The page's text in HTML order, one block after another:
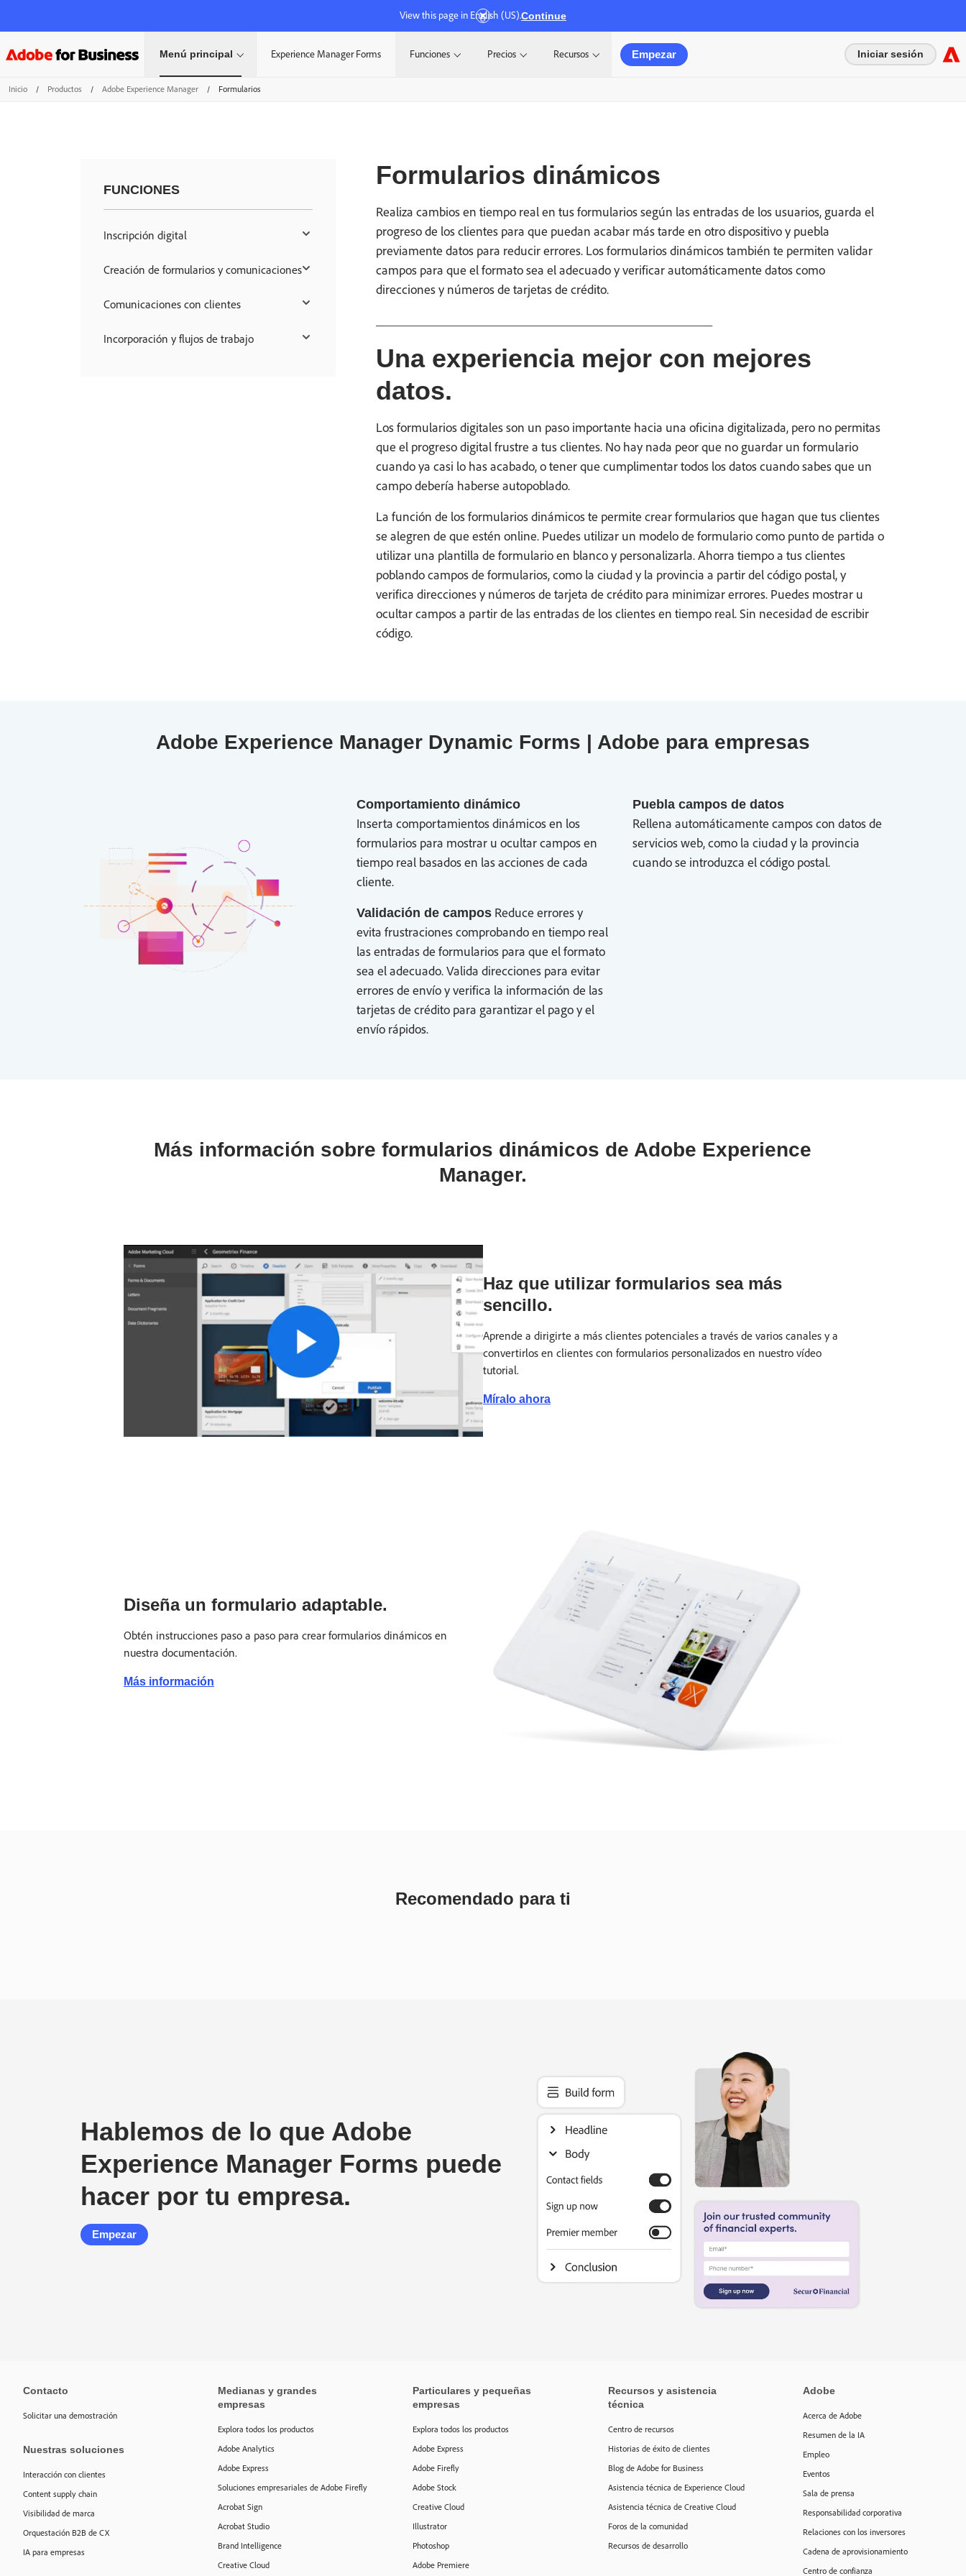
View this page in English (US).Continue
Menú principal Experience Manager Forms Funciones Precios Recursos Empezar Iniciar sesión
Inicio / Productos / Adobe Experience Manager / Formularios
FUNCIONES
Inscripción digital
Creación de formularios y comunicaciones
Comunicaciones con clientes
Incorporación y flujos de trabajo
Formularios dinámicos
Realiza cambios en tiempo real en tus formularios según las entradas de los usuarios, guarda el
progreso de los clientes para que puedan acabar más tarde en otro dispositivo y puebla
previamente datos para reducir errores. Los formularios dinámicos también te permiten validar
campos para que el formato sea el adecuado y verificar automáticamente datos como
direcciones y números de tarjetas de crédito.
Una experiencia mejor con mejores
datos.
Los formularios digitales son un paso importante hacia una oficina digitalizada, pero no permitas
que el progreso digital frustre a tus clientes. No hay nada peor que no guardar un formulario
cuando ya casi lo has acabado, o tener que cumplimentar todos los datos cuando sabes que un
campo debería haberse autopoblado.
La función de los formularios dinámicos te permite crear formularios que hagan que tus clientes
se alegren de que estén online. Puedes utilizar un modelo de formulario como punto de partida o
utilizar una plantilla de formulario en blanco y personalizarla. Ahorra tiempo a tus clientes
poblando campos de formularios, como la ciudad y la provincia a partir del código postal, y
verifica direcciones y números de tarjeta de crédito para minimizar errores. Puedes mostrar u
ocultar campos a partir de las entradas de los clientes en tiempo real. Sin necesidad de escribir
código.
Adobe Experience Manager Dynamic Forms | Adobe para empresas
Comportamiento dinámico
Inserta comportamientos dinámicos en los
formularios para mostrar u ocultar campos en
tiempo real basados en las acciones de cada
cliente.
Validación de camposReduce errores y
evita frustraciones comprobando en tiempo real
las entradas de formularios para que el formato
sea el adecuado. Valida direcciones para evitar
errores de envío y verifica la información de las
tarjetas de crédito para garantizar el pago y el
envío rápidos.
Puebla campos de datos
Rellena automáticamente campos con datos de
servicios web, como la ciudad y la provincia
cuando se introduzca el código postal.
Más información sobre formularios dinámicos de Adobe Experience
Manager.
Haz que utilizar formularios sea más
sencillo.
Aprende a dirigirte a más clientes potenciales a través de varios canales y a
convertirlos en clientes con formularios personalizados en nuestro vídeo
tutorial.
Míralo ahora
Diseña un formulario adaptable.
Obtén instrucciones paso a paso para crear formularios dinámicos en
nuestra documentación.
Más información
Recomendado para ti
Hablemos de lo que Adobe
Experience Manager Forms puede
hacer por tu empresa.
Empezar
Contacto
Solicitar una demostración
Nuestras soluciones
Interacción con clientes
Content supply chain
Visibilidad de marca
Orquestación B2B de CX
IA para empresas
Medianas y grandes
empresas
Explora todos los productos
Adobe Analytics
Adobe Express
Soluciones empresariales de Adobe Firefly
Acrobat Sign
Acrobat Studio
Brand Intelligence
Creative Cloud
Particulares y pequeñas
empresas
Explora todos los productos
Adobe Express
Adobe Firefly
Adobe Stock
Creative Cloud
Illustrator
Photoshop
Adobe Premiere
Recursos y asistencia
técnica
Centro de recursos
Historias de éxito de clientes
Blog de Adobe for Business
Asistencia técnica de Experience Cloud
Asistencia técnica de Creative Cloud
Foros de la comunidad
Recursos de desarrollo
Adobe
Acerca de Adobe
Resumen de la IA
Empleo
Eventos
Sala de prensa
Responsabilidad corporativa
Relaciones con los inversores
Cadena de aprovisionamiento
Centro de confianza